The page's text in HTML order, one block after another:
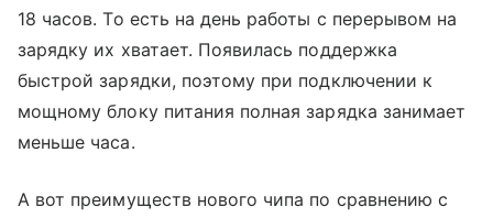
18 часов. То есть на день работы с перерывом на
зарядку их хватает. Появилась поддержка
быстрой зарядки, поэтому при подключении к
мощному блоку питания полная зарядка занимает
меньше часа.
А вот преимуществ нового чипа по сравнению с